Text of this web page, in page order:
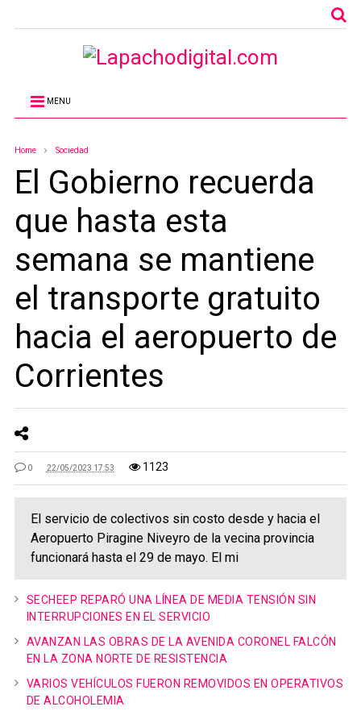
MENU
Home Sociedad
El Gobierno recuerda
que hasta esta
semana se mantiene
el transporte gratuito
hacia el aeropuerto de
Corrientes
0 22/05/2023 17:53 1123
El servicio de colectivos sin costo desde y hacia el
Aeropuerto Piragine Niveyro de la vecina provincia
funcionará hasta el 29 de mayo. El mi
SECHEEP REPARÓ UNA LÍNEA DE MEDIA TENSIÓN SIN
INTERRUPCIONES EN EL SERVICIO
AVANZAN LAS OBRAS DE LA AVENIDA CORONEL FALCÓN
EN LA ZONA NORTE DE RESISTENCIA
VARIOS VEHÍCULOS FUERON REMOVIDOS EN OPERATIVOS
DE ALCOHOLEMIA